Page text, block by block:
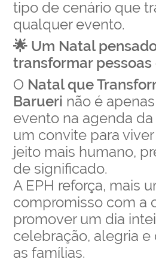
tipo de cenário que
qualquer evento.
🌟 Um Natal
transformar
O Natal que
Barueri não é
evento na agenda
um convite para
jeito mais humano,
de significado.
A EPH reforça, mais
compromisso com a
promover um dia
celebração, alegria e
as famílias.